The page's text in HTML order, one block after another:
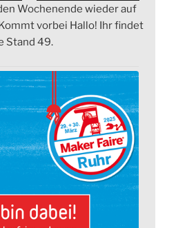
Wochenende wieder auf
vorbei Hallo! Ihr findet
Stand 49.